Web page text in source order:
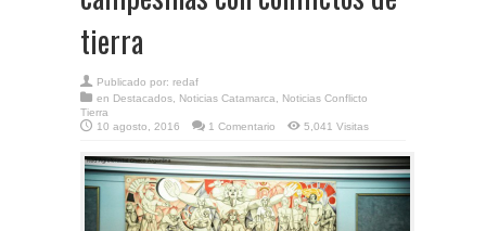
tierra
Publicado por: redaf
en Destacados Noticias Catamarca
Noticias Conflicto
Tierra
10 agosto, 2016
1 Comentario 5,041 Visitas